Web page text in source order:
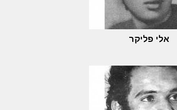
אלי פליקר